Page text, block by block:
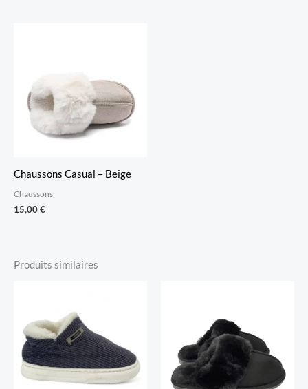
Chaussons Casual – Beige
Chaussons
15,00€
Produits similaires